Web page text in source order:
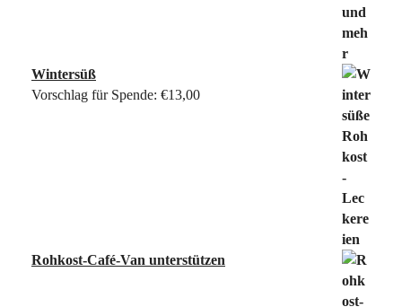
Wintersüß
Vorschlag für Spende: €13,00
Rohkost-Café-Van unterstützen